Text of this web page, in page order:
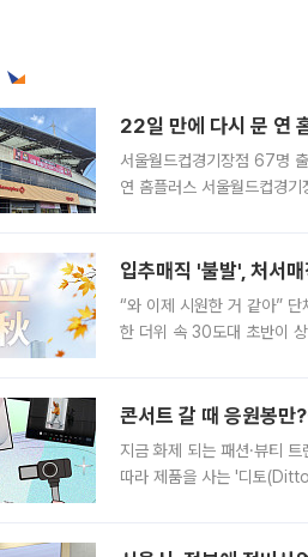
22일 만에 다시 문 연
서울월드컵경기장점 67명
연 홈플러스 서울월드컵경
입추매직 '불발', 처서
“와 이제 시원한 거 같아”
한 더위 속 30도대 초반이
콘서트 갈 때 응원봉
지금 화제 되는 패션·뷰티
따라 제품을 사는 '디토